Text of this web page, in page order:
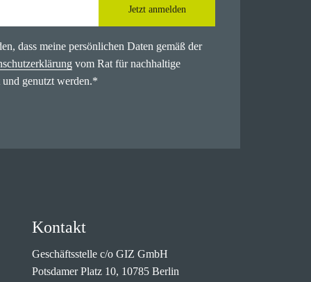
Jetzt anmelden
dass meine persönlichen Daten gemäß der
vom Rat für nachhaltige
genutzt werden.*
Kontakt
Geschäftsstelle c/o GIZ GmbH
Potsdamer Platz 10, 10785 Berlin